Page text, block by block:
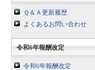
Ｑ＆Ａ更新履歴
よくあるお問い合わせ
令和6年報酬改定
令和6年報酬改定